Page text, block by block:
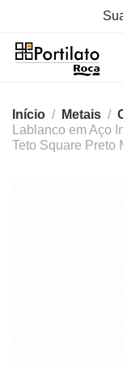
Início Metais
Lablanco em Aço
Teto Square Preto